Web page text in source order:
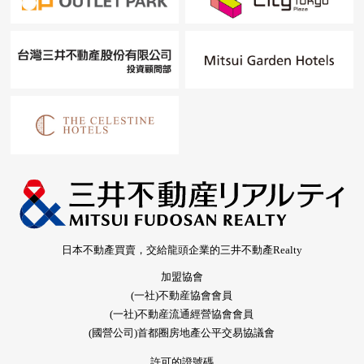
日本不動產買賣，交給龍頭企業的三井不動產Realty
加盟協會
(一社)不動産協會會員
(一社)不動産流通經營協會會員
(國營公司)首都圈房地產公平交易協議會